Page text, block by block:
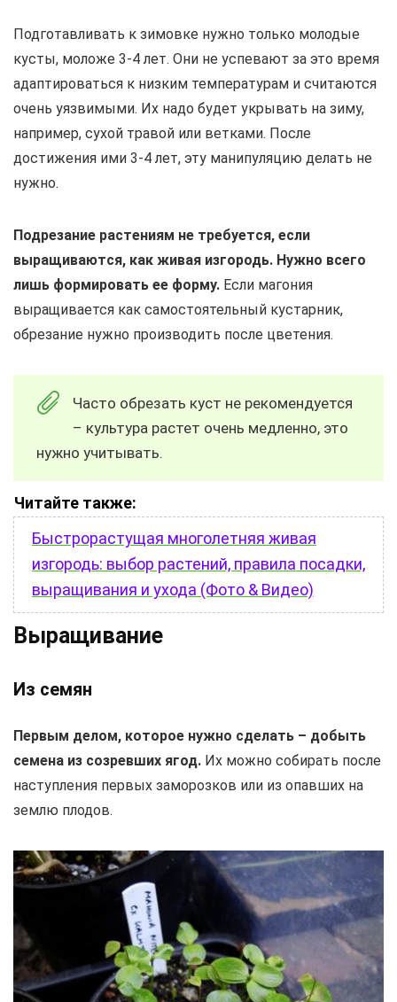
Подготавливать к зимовке нужно только молодые
кусты, моложе 3-4 лет. Они не успевают за это время
адаптироваться к низким температурам и считаются
очень уязвимыми. Их надо будет укрывать на зиму,
например, сухой травой или ветками. После
достижения ими 3-4 лет, эту манипуляцию делать не
нужно.
Подрезание растениям не требуется, если
выращиваются, как живая изгородь. Нужно всего
лишь формировать ее форму. Если магония
выращивается как самостоятельный кустарник,
обрезание нужно производить после цветения.
Часто обрезать куст не рекомендуется
– культура растет очень медленно, это
нужно учитывать.
Читайте также:
Быстрорастущая многолетняя живая
изгородь: выбор растений, правила посадки,
выращивания и ухода (Фото & Видео)
Выращивание
Из семян
Первым делом, которое нужно сделать – добыть
семена из созревших ягод. Их можно собирать после
наступления первых заморозков или из опавших на
землю плодов.